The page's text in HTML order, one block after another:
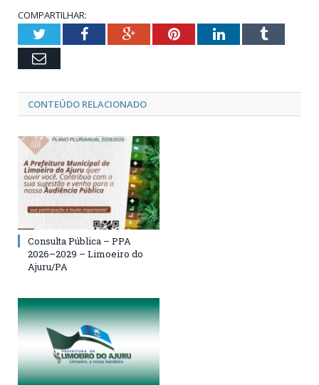
COMPARTILHAR:
TwitterFacebookGoogle+PinterestLinkedInTumblr
Email
CONTEÚDO RELACIONADO
Consulta Pública – PPA
2026–2029 – Limoeiro do
Ajuru/PA